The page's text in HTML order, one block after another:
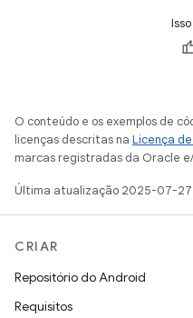
O conteúdo e os exemplos de
licenças descritas na Licença
marcas registradas da Oracle
Última atualização 2025-07-27
CRIAR
Repositório do Android
Requisitos